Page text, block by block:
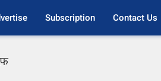
Subscription Contact Us